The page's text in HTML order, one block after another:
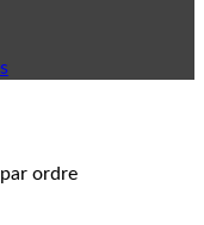
ordre